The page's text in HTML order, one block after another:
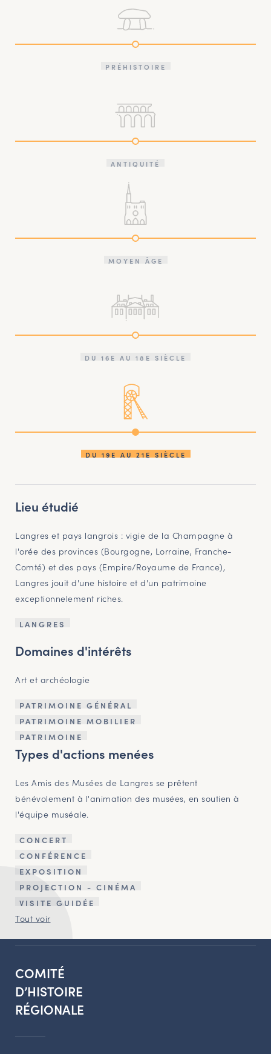
PRÉHISTOIRE
ANTIQUITÉ
MOYEN ÂGE
DU 16E AU 18E SIÈCLE
DU 19E AU 21E SIÈCLE
Lieu étudié
Langres et pays langrois : vigie de la Champagne à
l'orée des provinces (Bourgogne, Lorraine, Franche-
Comté) et des pays (Empire/Royaume de France),
Langres jouit d'une histoire et d'un patrimoine
exceptionnelement riches.
LANGRES
Domaines d'intérêts
Art et archéologie
PATRIMOINE GÉNÉRAL
PATRIMOINE MOBILIER
PATRIMOINE
Types d'actions menées
Les Amis des Musées de Langres se prêtent
bénévolement à l'animation des musées, en soutien à
l'équipe muséale.
CONCERT
CONFÉRENCE
EXPOSITION
PROJECTION - CINÉMA
VISITE GUIDÉE
Tout voir
COMITÉ
D’HISTOIRE
RÉGIONALE